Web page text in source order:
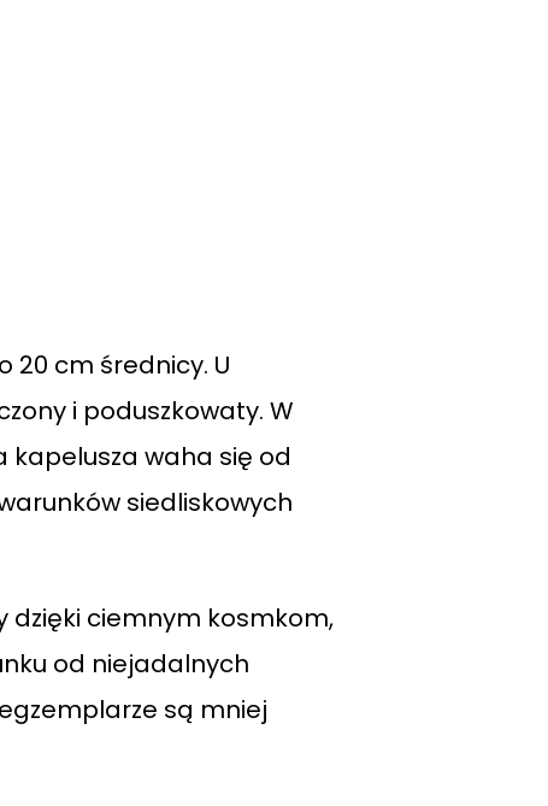
20 cm średnicy. U
i poduszkowaty. W
kapelusza waha się od
siedliskowych
dzięki ciemnym kosmkom,
od niejadalnych
są mniej